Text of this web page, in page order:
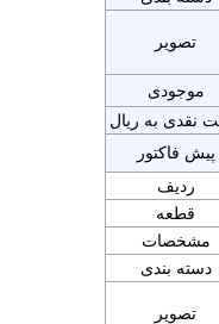
تصویر
موجودی
نقدی به ریال
پیش فاکتور
ردیف
قطعه
مشخصات
دسته بندی
تصویر